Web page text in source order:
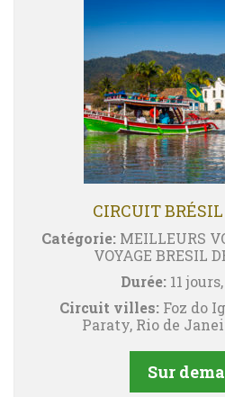
CIRCUIT
Catégorie:MEILLEURS
VOYAGE BRESIL
Durée: 11
Circuit villes:Foz do
Paraty, Rio de
Sur